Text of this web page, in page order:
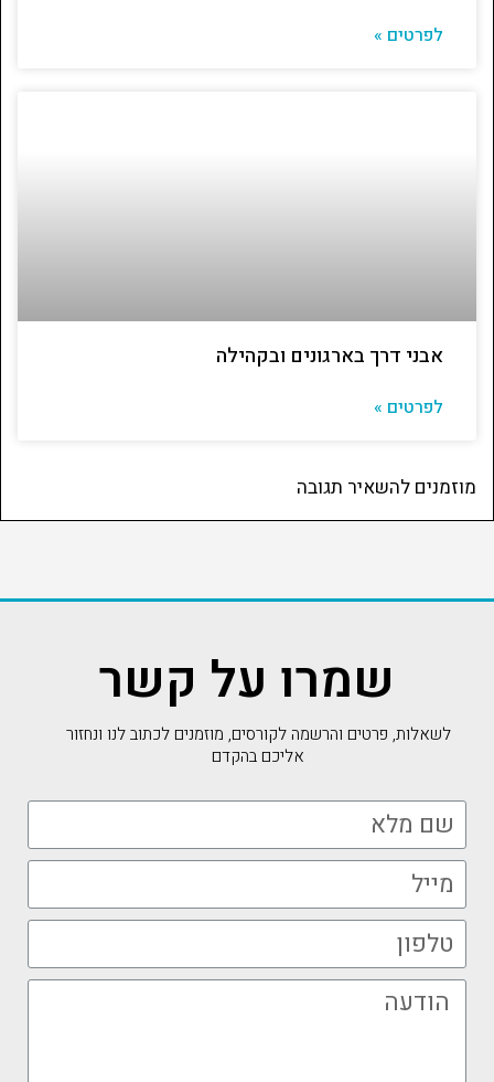
לפרטים »
אבני דרך בארגונים ובקהילה
לפרטים »
מוזמנים להשאיר תגובה
שמרו על קשר
לשאלות, פרטים והרשמה לקורסים, מוזמנים לכתוב לנו ונחזור
אליכם בהקדם